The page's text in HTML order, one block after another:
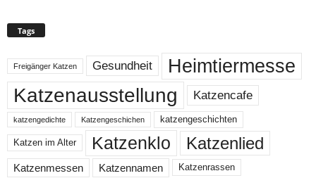
Tags
Freigänger Katzen Gesundheit Heimtiermesse
Katzenausstellung Katzencafe
katzengedichte Katzengeschichen katzengeschichten
Katzen im Alter Katzenklo Katzenlied
Katzenmessen Katzennamen Katzenrassen